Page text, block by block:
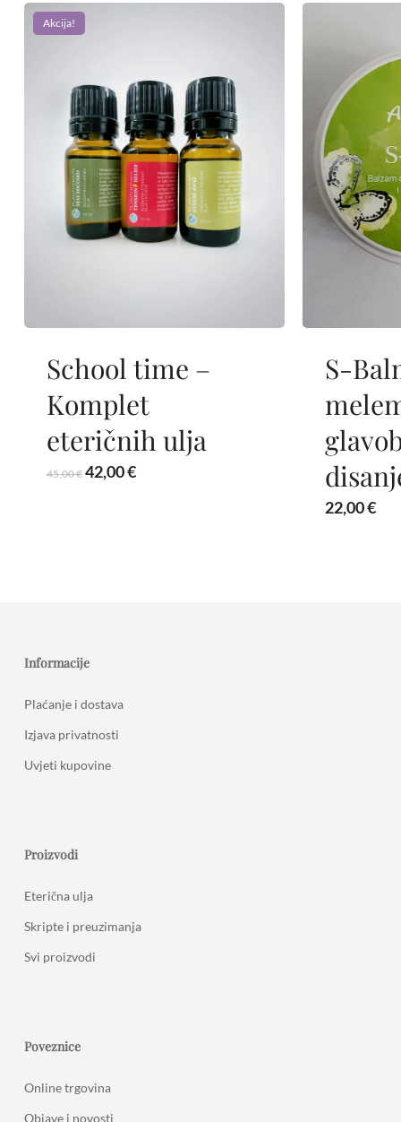
Akcija!
School time –
Komplet
eteričnih ulja
45,00€ Izvorna
42,00€Trenutna
​S-
22,00€
Informacije
Plaćanje i dostava
Izjava privatnosti
Uvjeti kupovine
Proizvodi
Eterična ulja
Skripte i preuzimanja
Svi proizvodi
Poveznice
Online trgovina
Objave i novosti